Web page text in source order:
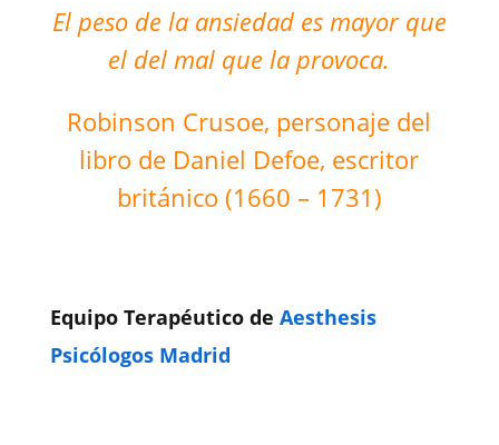
El peso de la ansiedad es mayor que
el del mal que la provoca.
Robinson Crusoe, personaje del
libro de Daniel Defoe, escritor
británico (1660 – 1731)
Equipo Terapéutico de Aesthesis
Psicólogos Madrid